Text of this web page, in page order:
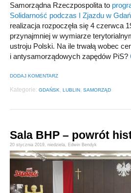
Samorządna Rzeczpospolita to
Solidarność podczas I Zjazdu w
realizacja rozpoczęła się 4 czerwca
przynajmniej w wymiarze
ustroju Polski. Na ile trwałą wobec
i antysamorządowych zapędów PiS?
DODAJ KOMENTARZ
Kategorie: GDAŃSK, LUBLIN, SAMORZĄD
Sala BHP – powrót
20 stycznia 2019, niedziela Edwin Bendyk